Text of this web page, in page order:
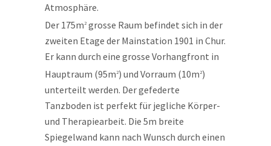
Atmosphäre.
Der 175m 2 grosse Raum befindet sich in der
zweiten Etage der Mainstation 1901 in Chur.
Er kann durch eine grosse Vorhangfront in
Hauptraum (95m 2) und Vorraum (10m 2)
unterteilt werden. Der gefederte
Tanzboden ist perfekt für jegliche Körper-
und Therapiearbeit. Die 5m breite
Spiegelwand kann nach Wunsch durch einen